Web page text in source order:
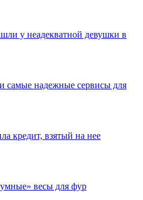
у неадекватной девушки в
самые надежные сервисы для
кредит, взятый на нее
весы для фур